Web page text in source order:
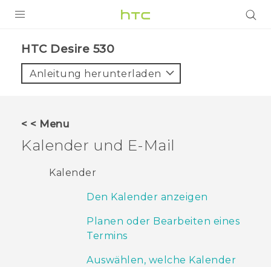
VIVE
HTC-Geräte und Zubehör
HTC Desire 530‎
Anleitung herunterladen
< < Menu
Kalender und E-Mail
Kalender
Den Kalender anzeigen
Planen oder Bearbeiten eines
Termins
Auswählen, welche Kalender